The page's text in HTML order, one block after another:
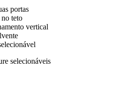
portas
no teto
vertical
selecionáveis